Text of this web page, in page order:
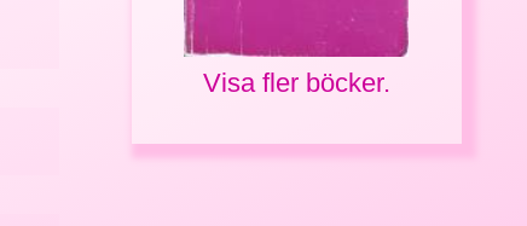
Visa fler böcker.